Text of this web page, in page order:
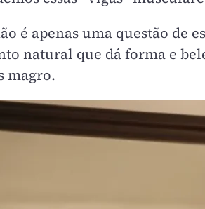
é apenas uma questão de
natural que dá forma e
magro.